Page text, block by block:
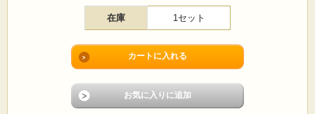
在庫 1セット